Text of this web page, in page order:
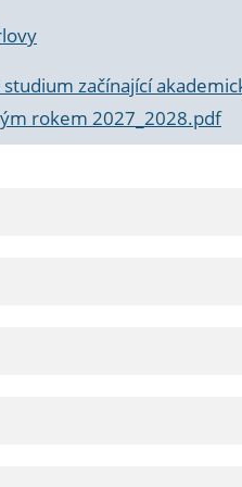
začínající
rokem 2027_2028.pdf